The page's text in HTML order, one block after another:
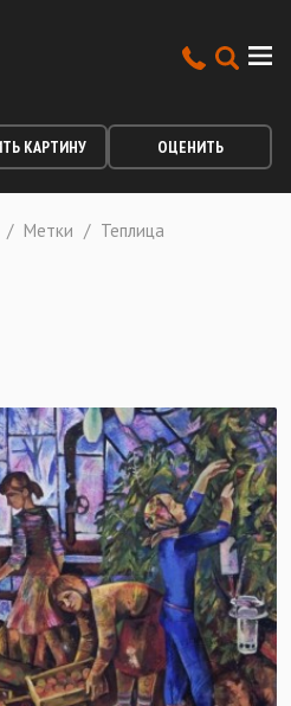
КАРТИНУ ОЦЕНИТЬ
/ Метки / Теплица